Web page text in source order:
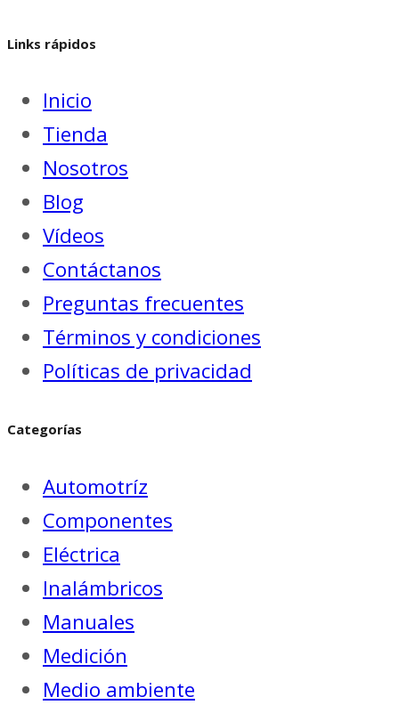
Links rápidos
Inicio
Tienda
Nosotros
Blog
Vídeos
Contáctanos
Preguntas frecuentes
Términos y condiciones
Políticas de privacidad
Categorías
Automotríz
Componentes
Eléctrica
Inalámbricos
Manuales
Medición
Medio ambiente